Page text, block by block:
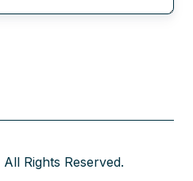
Rights Reserved.